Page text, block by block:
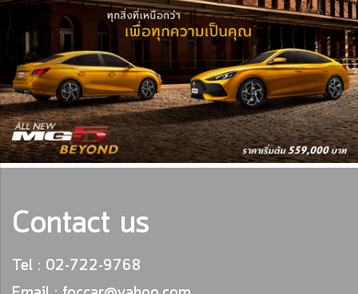
Contact us
Tel : 02-722-9768